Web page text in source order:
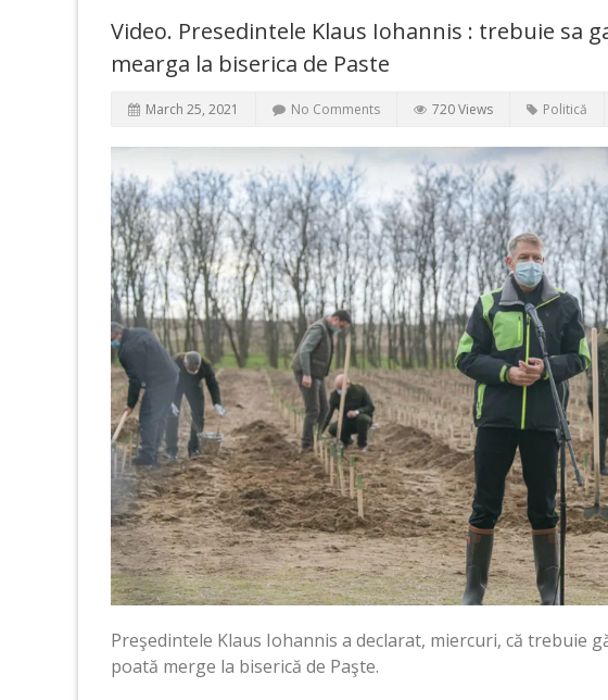
Video. Presedintele Klaus Iohannis : trebuie sa
mearga la biserica de Paste
March 25, 2021 No Comments 720 Views Politică
Preşedintele Klaus Iohannis a declarat, miercuri, că trebuie
poată merge la biserică de Paşte.